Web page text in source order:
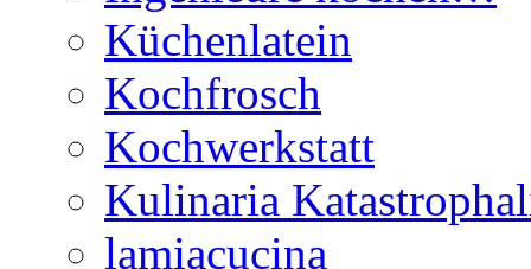
Küchenlatein
Kochfrosch
Kochwerkstatt
Kulinaria
lamiacucina